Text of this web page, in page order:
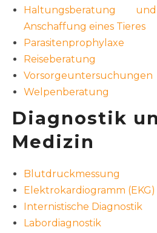
Haltungsberatung
Anschaffung eines Tieres
Parasitenprophylaxe
Reiseberatung
Vorsorgeuntersuchungen
Welpenberatung
Diagnostik
Medizin
Blutdruckmessung
Elektrokardiogramm (EKG)
Internistische Diagnostik
Labordiagnostik